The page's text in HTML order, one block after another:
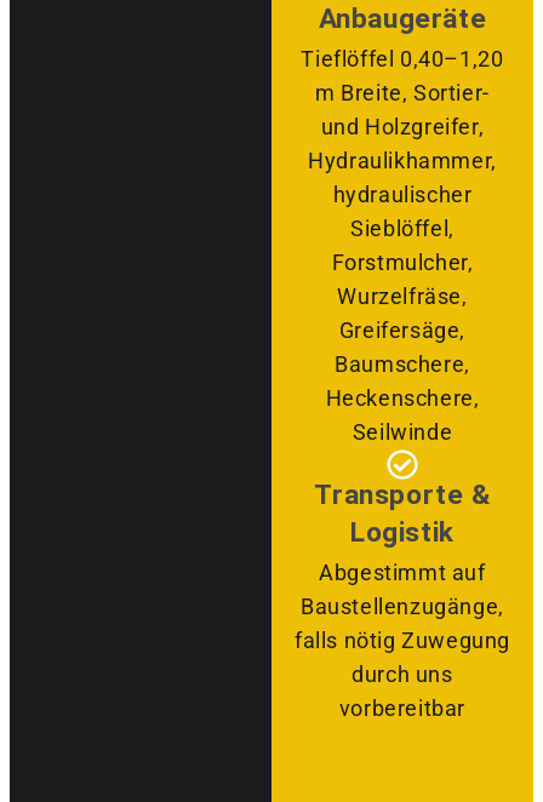
Anbaugeräte
Tieflöffel 0,40–1,20
m Breite, Sortier-
und Holzgreifer,
Hydraulikhammer,
hydraulischer
Sieblöffel,
Forstmulcher,
Wurzelfräse,
Greifersäge,
Baumschere,
Heckenschere,
Seilwinde
Transporte &
Logistik
Abgestimmt auf
Baustellenzugänge,
falls nötig Zuwegung
durch uns
vorbereitbar